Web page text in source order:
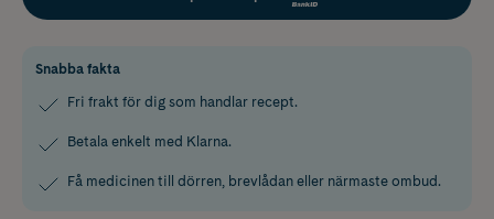
Snabba fakta
Fri frakt för dig som handlar recept.
Betala enkelt med Klarna.
Få medicinen till dörren, brevlådan eller närmaste ombud.